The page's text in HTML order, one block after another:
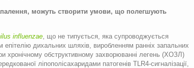
можуть створити умови, що полегшують
influenzae , що не типується, яка супроводжується
дихальних шляхів, виробленням ранніх запальних
хронічному обструктивному захворюванні легень (ХОЗЛ)
ліпополісахаридами патогенів TLR4-сигналізації,